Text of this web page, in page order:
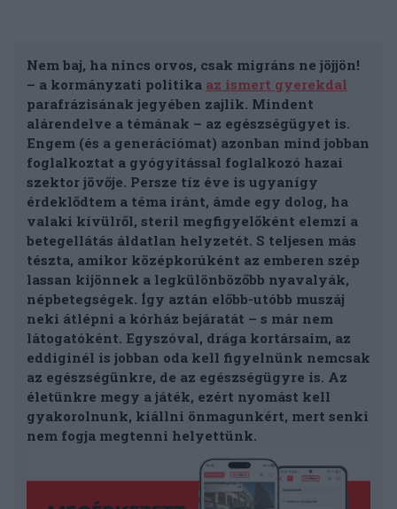
Nem baj, ha nincs orvos, csak migráns ne jöjjön!
– a kormányzati politika az ismert gyerekdal
parafrázisának jegyében zajlik. Mindent
alárendelve a témának – az egészségügyet is.
Engem (és a generációmat) azonban mind jobban
foglalkoztat a gyógyítással foglalkozó hazai
szektor jövője. Persze tíz éve is ugyanígy
érdeklődtem a téma iránt, ámde egy dolog, ha
valaki kívülről, steril megfigyelőként elemzi a
betegellátás áldatlan helyzetét. S teljesen más
tészta, amikor középkorúként az emberen szép
lassan kijönnek a legkülönbözőbb nyavalyák,
népbetegségek. Így aztán előbb-utóbb muszáj
neki átlépni a kórház bejáratát – s már nem
látogatóként. Egyszóval, drága kortársaim, az
eddiginél is jobban oda kell figyelnünk nemcsak
az egészségünkre, de az egészségügyre is. Az
életünkre megy a játék, ezért nyomást kell
gyakorolnunk, kiállni önmagunkért, mert senki
nem fogja megtenni helyettünk.